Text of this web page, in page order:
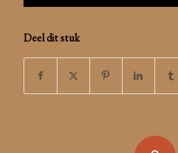
Deel dit stuk